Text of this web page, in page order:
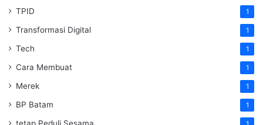
TPID 1
Transformasi Digital 1
Tech 1
Cara Membuat 1
Merek 1
BP Batam 1
tetap Peduli Sesama